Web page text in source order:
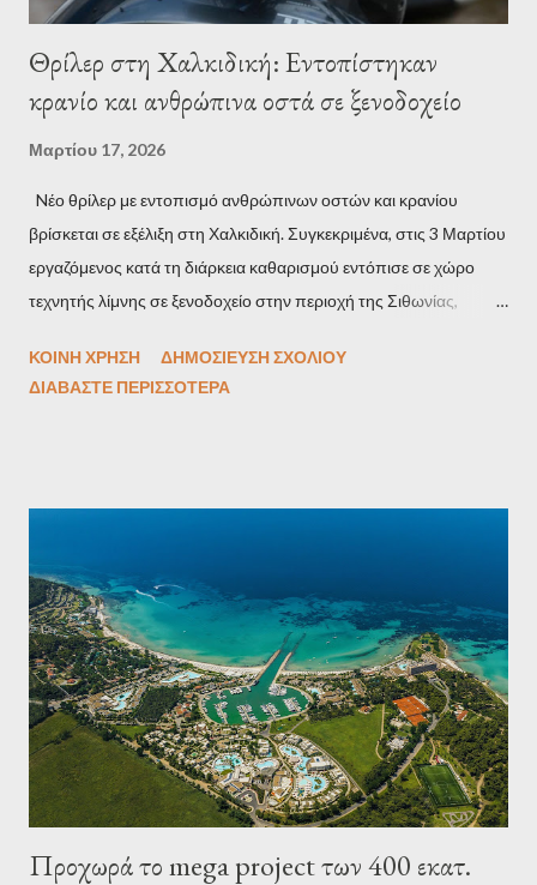
Θρίλερ στη Χαλκιδική: Εντοπίστηκαν
κρανίο και ανθρώπινα οστά σε ξενοδοχείο
Μαρτίου 17, 2026
Nέο θρίλερ με εντοπισμό ανθρώπινων οστών και κρανίου
βρίσκεται σε εξέλιξη στη Χαλκιδική. Συγκεκριμένα, στις 3 Μαρτίου
εργαζόμενος κατά τη διάρκεια καθαρισμού εντόπισε σε χώρο
τεχνητής λίμνης σε ξενοδοχείο στην περιοχή της Σιθωνίας,
περισυνέλεγησαν από τις αρχές και εστάλησαν στην
Πηγή:typosthes.gr
ΚΟΙΝΉ ΧΡΉΣΗ
ΔΗΜΟΣΊΕΥΣΗ ΣΧΟΛΊΟΥ
ΔΙΑΒΆΣΤΕ ΠΕΡΙΣΣΌΤΕΡΑ
Προχωρά το mega project των 400 εκατ.